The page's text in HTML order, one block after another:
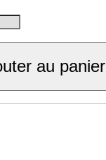
au panier